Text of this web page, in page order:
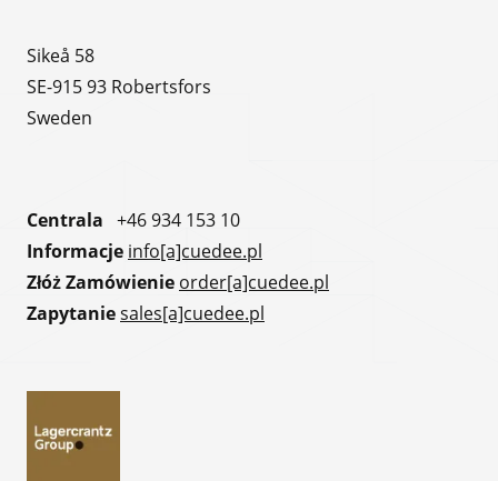
Sikeå 58
SE-915 93 Robertsfors
Sweden
Centrala +46 934 153 10
Informacje info[a]cuedee.pl
Złóż Zamówienie order[a]cuedee.pl
Zapytaniesales[a]cuedee.pl